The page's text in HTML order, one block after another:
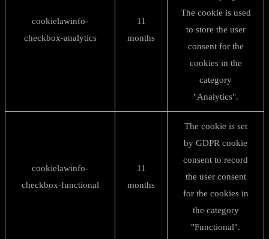
cookielawinfo-
checkbox-analytics
11
months
The cookie is used
to store the user
consent for the
cookies in the
category
"Analytics".
cookielawinfo-
checkbox-functional
11
months
The cookie is set
by GDPR cookie
consent to record
the user consent
for the cookies in
the category
"Functional".